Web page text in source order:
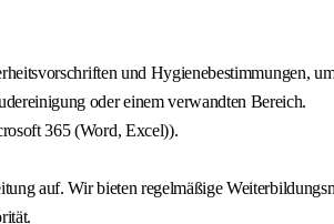
und Hygienebestimmungen,
oder einem verwandten Bereich.
365 (Word, Excel)).
auf. Wir bieten regelmäßige